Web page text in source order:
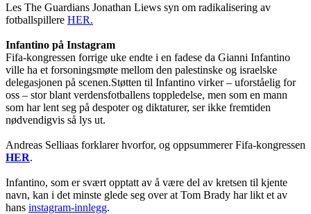
Les The Guardians Jonathan Liews syn om radikalisering av
fotballspillere HER.
Infantino på Instagram
Fifa-kongressen forrige uke endte i en fadese da Gianni Infantino
ville ha et forsoningsmøte mellom den palestinske og israelske
delegasjonen på scenen.Støtten til Infantino virker – uforståelig for
oss – stor blant verdensfotballens toppledelse, men som en mann
som har lent seg på despoter og diktaturer, ser ikke fremtiden
nødvendigvis så lys ut.
Andreas Selliaas forklarer hvorfor, og oppsummerer Fifa-kongressen
HER.
Infantino, som er svært opptatt av å være del av kretsen til kjente
navn, kan i det minste glede seg over at Tom Brady har likt et av
hans instagram-innlegg.